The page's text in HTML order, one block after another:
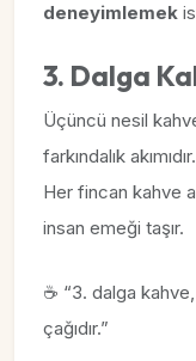
deneyimlemek
3. Dalga
Üçüncü nesil
farkındalık akımıdır.
Her fincan kahve
insan emeği taşır.
☕ “3. dalga
çağıdır.”